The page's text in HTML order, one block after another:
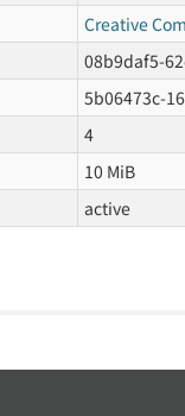
Creative
08b9daf5-
5b06473c-
4
10 MiB
active